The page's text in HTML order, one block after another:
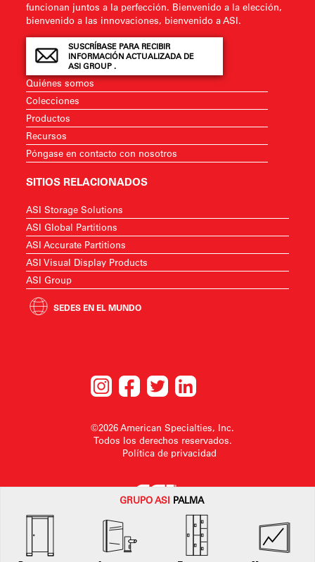
GRUPOASI PALMA
funcionan juntos a la perfección. Bienvenido a la elección,
bienvenido a las innovaciones, bienvenido a ASI.
SUSCRÍBASE PARA RECIBIR
INFORMACIÓN ACTUALIZADA DE
ASI GROUP .
Quiénes somos
Colecciones
Productos
Recursos
Póngase en contacto con nosotros
SITIOS RELACIONADOS
ASI Storage Solutions
ASI Global Partitions
ASI Accurate Partitions
ASI Visual Display Products
ASI Group
SEDES EN EL MUNDO
©2026 American Specialties, Inc.
Todos los derechos reservados.
Política de privacidad
American SpecialtiesInc. se reserva el derecho a realizar cambios en el
diseño o a retirarlo sin previo aviso.